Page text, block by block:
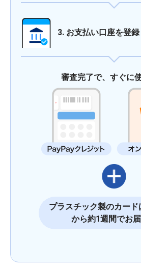
3. お支払い口座を登録
審査完了で、すぐに
プラスチック製のカー
から約1週間でお届